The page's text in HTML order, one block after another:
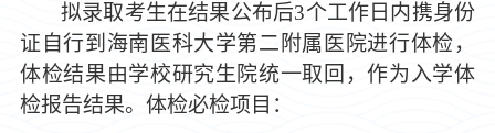
拟录取考生在结果公布后3个工作日内携身份
证自行到海南医科大学第二附属医院进行体检，
体检结果由学校研究生院统一取回，作为入学体
检报告结果。体检必检项目：